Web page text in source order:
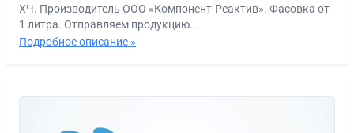
ХЧ. Производитель ООО «Компонент-Реактив». Фасовка от
1 литра. Отправляем продукцию...
Подробное описание »